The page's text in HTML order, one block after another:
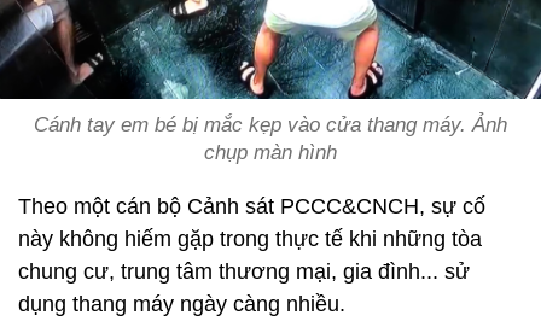
Cánh tay em bé bị mắc kẹp vào cửa thang máy. Ảnh
chụp màn hình
Theo một cán bộ Cảnh sát PCCC&CNCH, sự cố
này không hiếm gặp trong thực tế khi những tòa
chung cư, trung tâm thương mại, gia đình... sử
dụng thang máy ngày càng nhiều.